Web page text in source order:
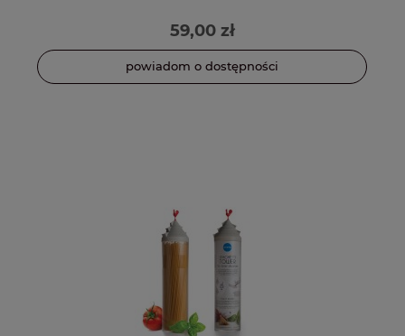
59,00 zł
powiadom o dostępności